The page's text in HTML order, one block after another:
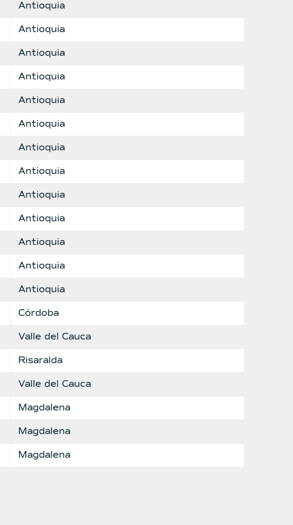
Antioquia
Antioquia
Antioquia
Antioquia
Antioquia
Antioquia
Antioquia
Antioquia
Antioquia
Antioquia
Antioquia
Antioquia
Antioquia
Córdoba
Valle del Cauca
Risaralda
Valle del Cauca
Magdalena
Magdalena
Magdalena